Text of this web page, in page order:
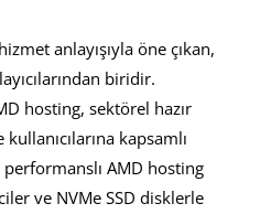
anlayışıyla öne çıkan,
biridir.
hosting, sektörel hazır
kapsamlı
AMD hosting
ve NVMe SSD disklerle